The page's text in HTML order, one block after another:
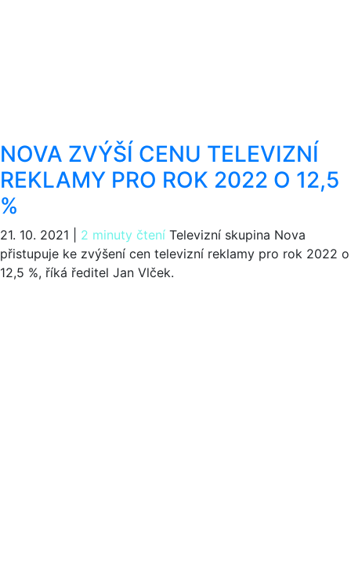
NOVA ZVÝŠÍ CENU TELEVIZNÍ
REKLAMY PRO ROK 2022 O 12,5
%
21. 10. 2021 2 minuty čtení Televizní skupina Nova
přistupuje ke zvýšení cen televizní reklamy pro rok 2022 o
12,5 %, říká ředitel Jan Vlček.